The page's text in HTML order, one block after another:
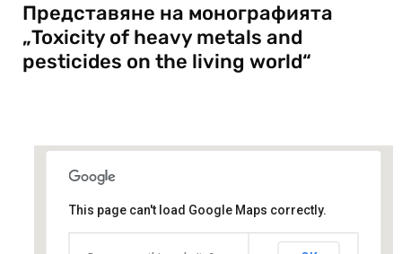
Представяне на монографията
„Toxicity of heavy metals and
pesticides on the living world“
Център за книгата на НБУ
This page can't load Google Maps correctly.